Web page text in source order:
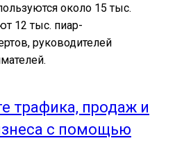
около 15 тыс.
12 тыс. пиар-
руководителей
трафика, продаж и
с помощью